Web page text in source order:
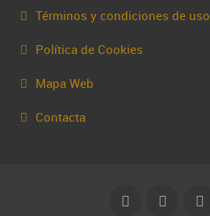
Términos y condiciones de uso
Política de Cookies
Mapa Web
Contacta